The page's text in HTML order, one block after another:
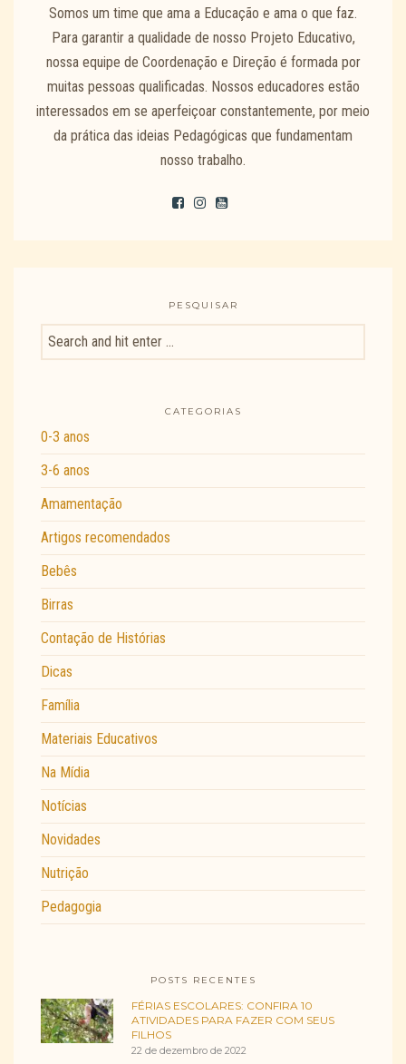
Somos um time que ama a Educação e ama o que faz.
Para garantir a qualidade de nosso Projeto Educativo,
nossa equipe de Coordenação e Direção é formada por
muitas pessoas qualificadas. Nossos educadores estão
interessados em se aperfeiçoar constantemente, por meio
da prática das ideias Pedagógicas que fundamentam
nosso trabalho.
PESQUISAR
CATEGORIAS
0-3 anos
3-6 anos
Amamentação
Artigos recomendados
Bebês
Birras
Contação de Histórias
Dicas
Família
Materiais Educativos
Na Mídia
Notícias
Novidades
Nutrição
Pedagogia
POSTS RECENTES
FÉRIAS ESCOLARES: CONFIRA 10
ATIVIDADES PARA FAZER COM SEUS
FILHOS
22 de dezembro de 2022